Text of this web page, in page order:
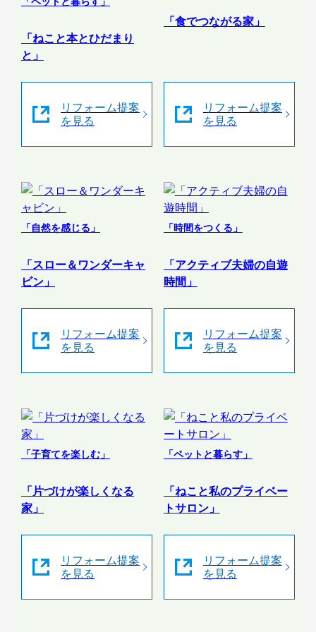
「ねこと本とひだまり
と」
リフォーム提案
を見る
「食でつながる家」
リフォーム提案
を見る
「自然を感じる」
「スロー＆ワンダーキャ
ビン」
リフォーム提案
を見る
「時間をつくる」
「アクティブ夫婦の自遊
時間」
リフォーム提案
を見る
「子育てを楽しむ」
「片づけが楽しくなる
家」
リフォーム提案
を見る
「ペットと暮らす」
「ねこと私のプライベー
トサロン」
リフォーム提案
を見る